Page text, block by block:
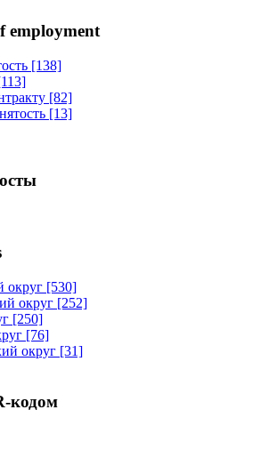
employment
[138]
[82]
[13]
округ [530]
округ [252]
[250]
[76]
округ [31]
кодом